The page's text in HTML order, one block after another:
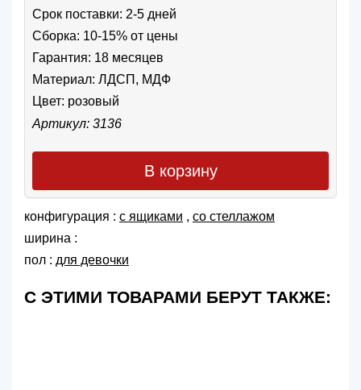
Срок поставки: 2-5 дней
Сборка: 10-15% от цены
Гарантия: 18 месяцев
Материал: ЛДСП, МДФ
Цвет: розовый
Артикул: 3136
В корзину
конфигурация : с ящиками , со стеллажом
ширина :
пол : для девочки
С ЭТИМИ ТОВАРАМИ БЕРУТ ТАКЖЕ: